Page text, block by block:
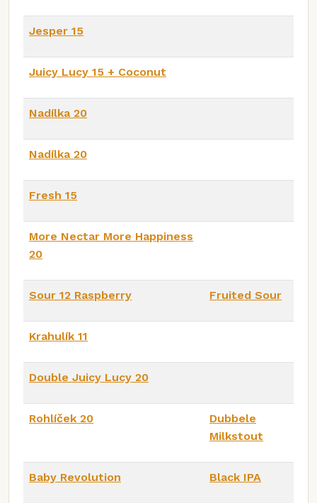
Jesper 15
Juicy Lucy 15 + Coconut
Nadílka 20
Nadílka 20
Fresh 15
More Nectar More Happiness
20
Sour 12 Raspberry Fruited Sour
Krahulík 11
Double Juicy Lucy 20
Rohlíček 20
Dubbele
Milkstout
Baby Revolution Black IPA